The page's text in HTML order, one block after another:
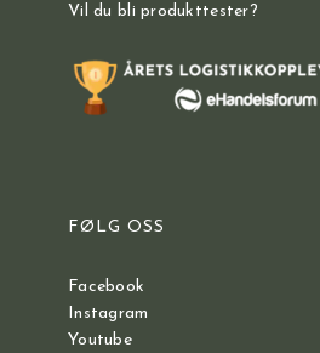
Vil du bli produkttester?
FØLG OSS
Facebook
Instagram
Youtube